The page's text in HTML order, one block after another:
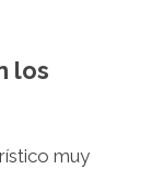
los
muy